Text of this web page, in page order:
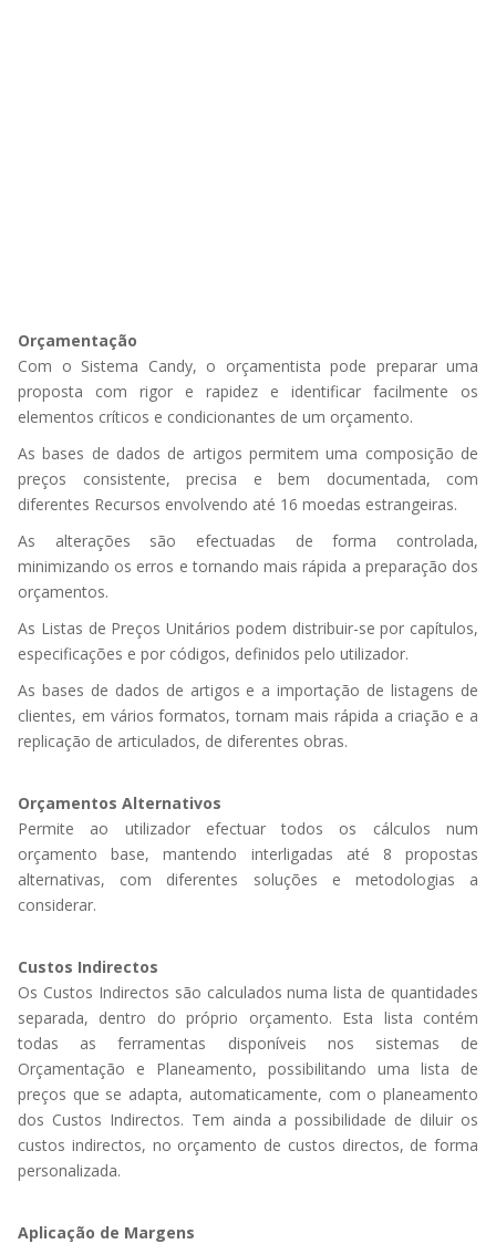
Orçamentação
Com o Sistema Candy, o orçamentista pode preparar uma
proposta com rigor e rapidez e identificar facilmente os
elementos críticos e condicionantes de um orçamento.
As bases de dados de artigos permitem uma composição de
preços consistente, precisa e bem documentada, com
diferentes Recursos envolvendo até 16 moedas estrangeiras.
As alterações são efectuadas de forma controlada,
minimizando os erros e tornando mais rápida a preparação dos
orçamentos.
As Listas de Preços Unitários podem distribuir-se por capítulos,
especificações e por códigos, definidos pelo utilizador.
As bases de dados de artigos e a importação de listagens de
clientes, em vários formatos, tornam mais rápida a criação e a
replicação de articulados, de diferentes obras.
Orçamentos Alternativos
Permite ao utilizador efectuar todos os cálculos num
orçamento base, mantendo interligadas até 8 propostas
alternativas, com diferentes soluções e metodologias a
considerar.
Custos Indirectos
Os Custos Indirectos são calculados numa lista de quantidades
separada, dentro do próprio orçamento. Esta lista contém
todas as ferramentas disponíveis nos sistemas de
Orçamentação e Planeamento, possibilitando uma lista de
preços que se adapta, automaticamente, com o planeamento
dos Custos Indirectos. Tem ainda a possibilidade de diluir os
custos indirectos, no orçamento de custos directos, de forma
personalizada.
Aplicação de Margens